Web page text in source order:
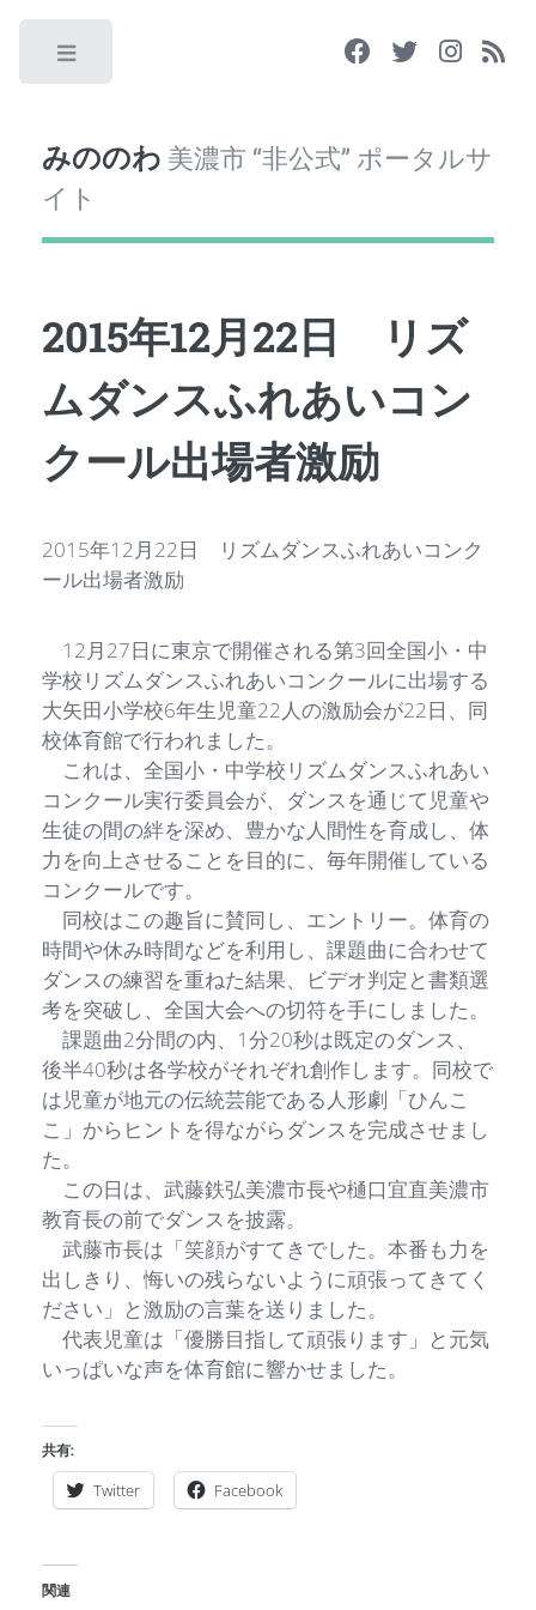
みののわ 美濃市 “非公式” ポータルサ
イト
2015年12月22日 リズ
ムダンスふれあいコン
クール出場者激励
2015年12月22日 リズムダンスふれあいコンク
ール出場者激励
12月27日に東京で開催される第3回全国小・中
学校リズムダンスふれあいコンクールに出場する
大矢田小学校6年生児童22人の激励会が22日、同
校体育館で行われました。
これは、全国小・中学校リズムダンスふれあい
コンクール実行委員会が、ダンスを通じて児童や
生徒の間の絆を深め、豊かな人間性を育成し、体
力を向上させることを目的に、毎年開催している
コンクールです。
同校はこの趣旨に賛同し、エントリー。体育の
時間や休み時間などを利用し、課題曲に合わせて
ダンスの練習を重ねた結果、ビデオ判定と書類選
考を突破し、全国大会への切符を手にしました。
課題曲2分間の内、1分20秒は既定のダンス、
後半40秒は各学校がそれぞれ創作します。同校で
は児童が地元の伝統芸能である人形劇「ひんこ
こ」からヒントを得ながらダンスを完成させまし
た。
この日は、武藤鉄弘美濃市長や樋口宜直美濃市
教育長の前でダンスを披露。
武藤市長は「笑顔がすてきでした。本番も力を
出しきり、悔いの残らないように頑張ってきてく
ださい」と激励の言葉を送りました。
代表児童は「優勝目指して頑張ります」と元気
いっぱいな声を体育館に響かせました。
共有:
Twitter Facebook
関連
Toggle